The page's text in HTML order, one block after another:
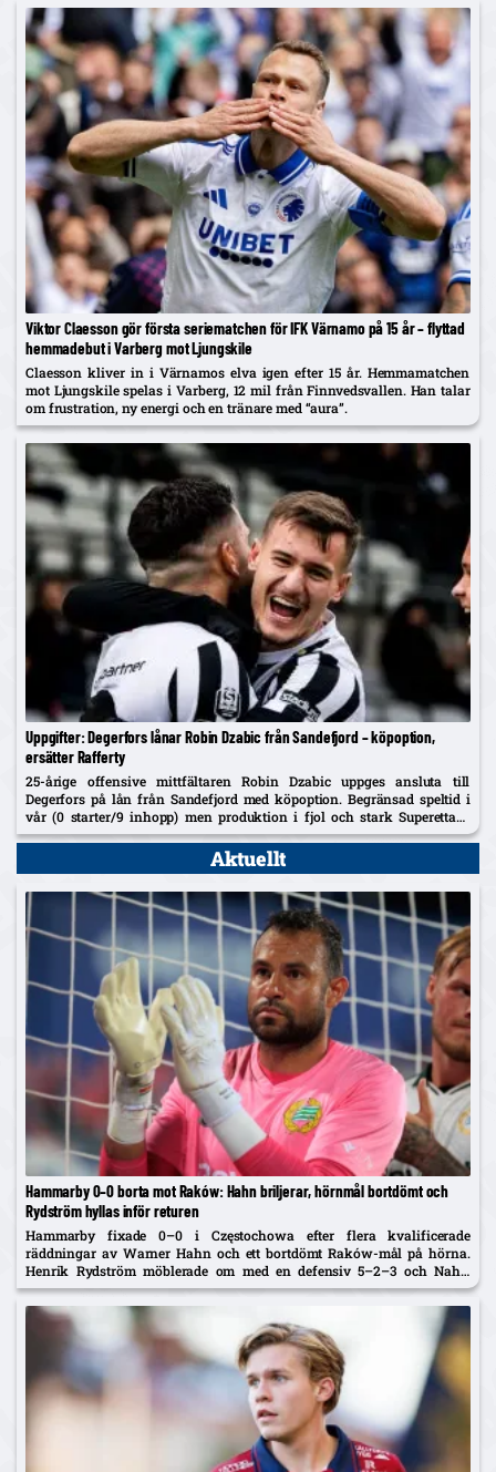
Viktor Claesson gör första seriematchen för IFK Värnamo på 15 år – flyttad
hemmadebut i Varberg mot Ljungskile
Claesson kliver in i Värnamos elva igen efter 15 år. Hemmamatchen
mot Ljungskile spelas i Varberg, 12 mil från Finnvedsvallen. Han talar
om frustration, ny energi och en tränare med “aura”.
Uppgifter: Degerfors lånar Robin Dzabic från Sandefjord – köpoption,
ersätter Rafferty
25-årige offensive mittfältaren Robin Dzabic uppges ansluta till
Degerfors på lån från Sandefjord med köpoption. Begränsad speltid i
vår (0 starter/9 inhopp) men produktion i fjol och stark Superettan-
historik i Landskrona.
Aktuellt
Hammarby 0–0 borta mot Raków: Hahn briljerar, hörnmål bortdömt och
Rydström hyllas inför returen
Hammarby fixade 0–0 i Częstochowa efter flera kvalificerade
räddningar av Warner Hahn och ett bortdömt Raków-mål på hörna.
Henrik Rydström möblerade om med en defensiv 5–2–3 och Nahir
Besara som falsk nia – och får beröm av spelarna. Returen spelas...